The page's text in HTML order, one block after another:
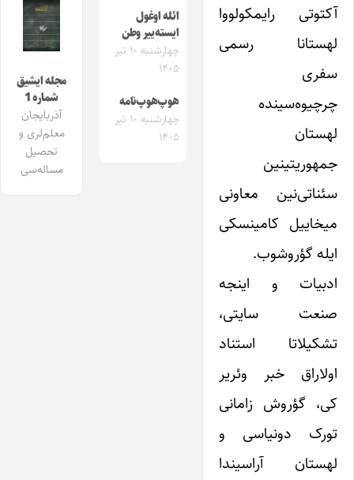
آکتوتی رایمکولووا
لهستانا رسمی
سفری
چرچیوه‌سینده
لهستان
جمهوریتینین
سئناتی‌نین معاونی
میخاییل کامینسکی
ایله گؤروشوب.
ادبیات و اینجه
صنعت سایتی،
تشکیلاتا استناد
اولاراق خبر وئریر
کی، گؤروش زامانی
تورک دونیاسی و
لهستان آراسیندا
ائله اوغول
ایسته‌ییر وطن
چهارشنبه ۱۰ تیر
۱۴۰۵
هوپ‌هوپ‌نامه
چهارشنبه ۱۰ تیر
۱۴۰۵
مجله ایشیق
شماره 1
آذربایجان
معلم‌لری و
تحصیل
مساله‌سی